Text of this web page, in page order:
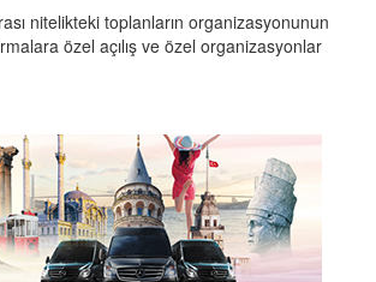
nitelikteki toplanların organizasyonunun
özel açılış ve özel organizasyonlar